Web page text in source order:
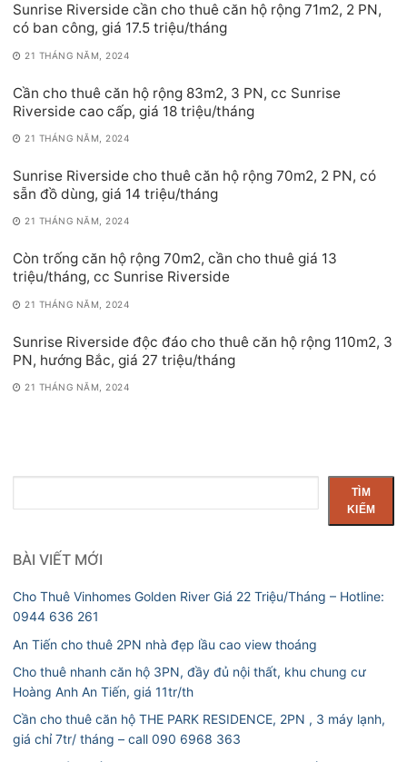
Sunrise Riverside cần cho thuê căn hộ rộng 71m2, 2 PN,
có ban công, giá 17.5 triệu/tháng
21 THÁNG NĂM, 2024
Cần cho thuê căn hộ rộng 83m2, 3 PN, cc Sunrise
Riverside cao cấp, giá 18 triệu/tháng
21 THÁNG NĂM, 2024
Sunrise Riverside cho thuê căn hộ rộng 70m2, 2 PN, có
sẵn đồ dùng, giá 14 triệu/tháng
21 THÁNG NĂM, 2024
Còn trống căn hộ rộng 70m2, cần cho thuê giá 13
triệu/tháng, cc Sunrise Riverside
21 THÁNG NĂM, 2024
Sunrise Riverside độc đáo cho thuê căn hộ rộng 110m2, 3
PN, hướng Bắc, giá 27 triệu/tháng
21 THÁNG NĂM, 2024
kiếm
TÌM
KIẾM
BÀI VIẾT MỚI
Cho Thuê Vinhomes Golden River Giá 22 Triệu/Tháng – Hotline:
0944 636 261
An Tiến cho thuê 2PN nhà đẹp lầu cao view thoáng
Cho thuê nhanh căn hộ 3PN, đầy đủ nội thất, khu chung cư
Hoàng Anh An Tiến, giá 11tr/th
Cần cho thuê căn hộ THE PARK RESIDENCE, 2PN , 3 máy lạnh,
giá chỉ 7tr/ tháng – call 090 6968 363